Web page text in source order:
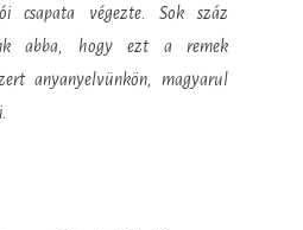
csapata végezte. Sok száz
abba, hogy ezt a remek
anyanyelvünkön, magyarul